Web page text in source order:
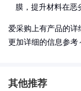
膜，提升材料在恶
爱采购上有产品的
更加详细的信息参考
其他推荐